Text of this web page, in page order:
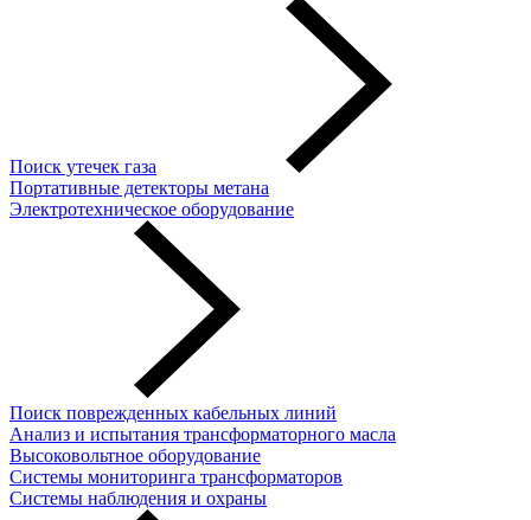
Поиск утечек газа
Портативные детекторы метана
Электротехническое оборудование
Поиск поврежденных кабельных линий
Анализ и испытания трансформаторного масла
Высоковольтное оборудование
Системы мониторинга трансформаторов
Системы наблюдения и охраны